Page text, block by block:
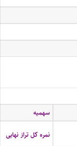
سهمیه
نمره کل تراز نهایی